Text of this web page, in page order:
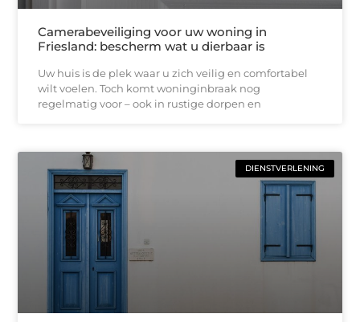
Camerabeveiliging voor uw woning in
Friesland: bescherm wat u dierbaar is
Uw huis is de plek waar u zich veilig en comfortabel
wilt voelen. Toch komt woninginbraak nog
regelmatig voor – ook in rustige dorpen en
DIENSTVERLENING